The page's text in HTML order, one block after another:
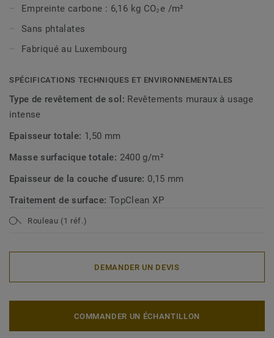
Empreinte carbone : 6,16 kg CO₂e /m²
Sans phtalates
Fabriqué au Luxembourg
SPÉCIFICATIONS TECHNIQUES ET ENVIRONNEMENTALES
Type de revêtement de sol: Revêtements muraux à usage
intense
Epaisseur totale: 1,50 mm
Masse surfacique totale: 2400 g/m²
Epaisseur de la couche d'usure: 0,15 mm
Traitement de surface: TopClean XP
Rouleau (1 réf.)
DEMANDER UN DEVIS
COMMANDER UN ÉCHANTILLON